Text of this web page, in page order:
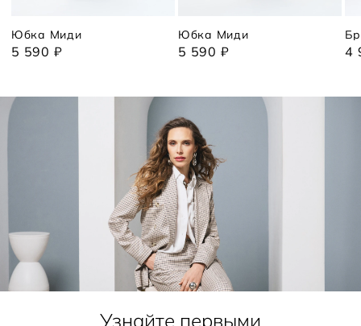
Юбка Миди
5 590 ₽
Юбка Миди
5 590 ₽ 4
Узнайте первыми